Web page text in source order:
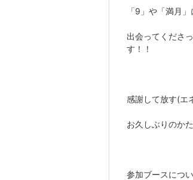
「9」や「満月
出会ってくださ
す！！
感謝して放す(エ
お久しぶりのか
参加ブースにつ